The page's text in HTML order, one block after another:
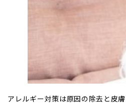
アレルギー対策は原因の除去と皮